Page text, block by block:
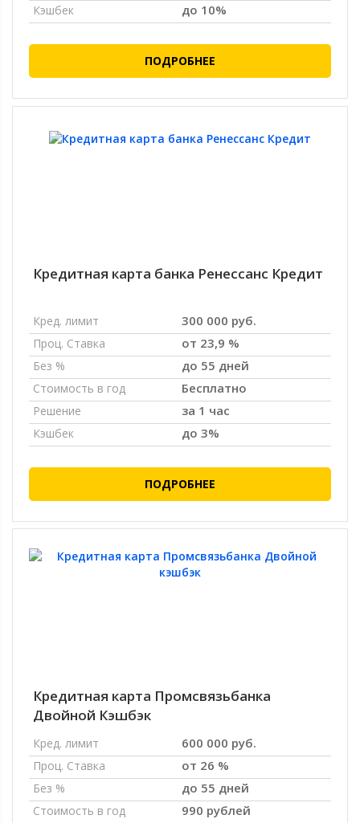
Кэшбек до 10%
ПОДРОБНЕЕ
Кредитная карта банка Ренессанс Кредит
Кред. лимит 300 000 руб.
Проц. Ставка от 23,9 %
Без % до 55 дней
Стоимость в год Бесплатно
Решение за 1 час
Кэшбек до 3%
ПОДРОБНЕЕ
Кредитная карта Промсвязьбанка
Двойной Кэшбэк
Кред. лимит 600 000 руб.
Проц. Ставка от 26 %
Без % до 55 дней
Стоимость в год 990 рублей